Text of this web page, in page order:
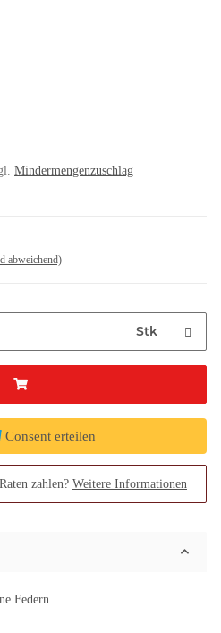
Mindermengenzuschlag
abweichend)
Stk
Consent erteilen
zahlen? Weitere Informationen
Federn